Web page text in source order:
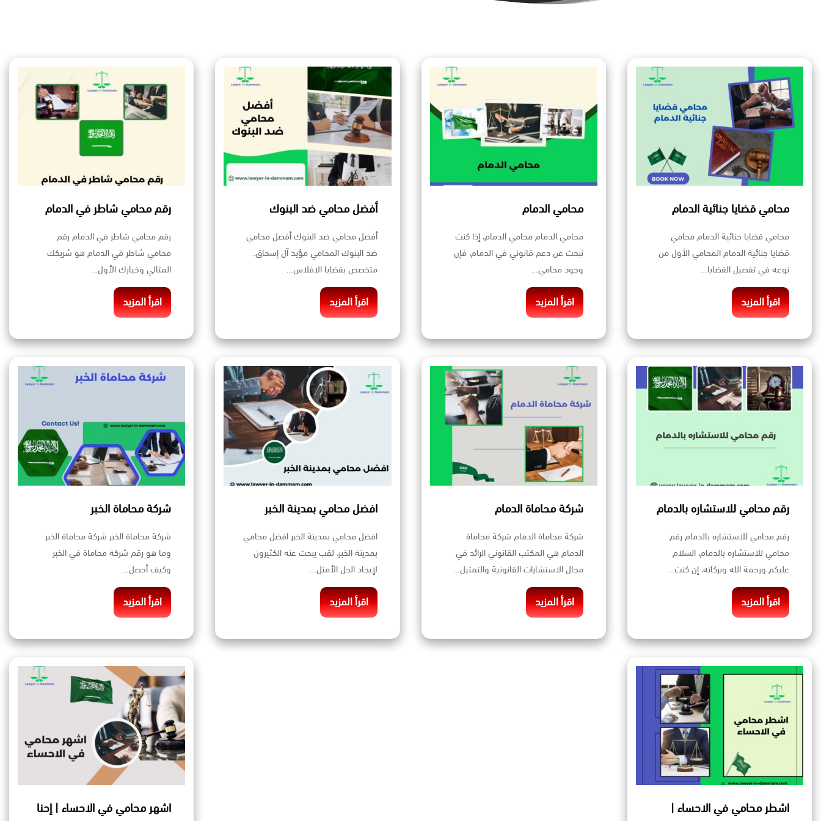
محامي قضايا جنائية الدمام
محامي قضايا جنائية الدمام محامي
قضايا جنائية الدمام المحامي الأول من
نوعه في تفصيل القضايا…
اقرأ المزيد
محامي الدمام
محامي الدمام محامي الدمام، إذا كنت
تبحث عن دعم قانوني في الدمام، فإن
وجود محامي…
اقرأ المزيد
أفضل محامي ضد البنوك
أفضل محامي ضد البنوك أفضل محامي
ضد البنوك المحامي مؤيد آل إسحاق.
متخصص بقضايا الافلاس…
اقرأ المزيد
رقم محامي شاطر في الدمام
رقم محامي شاطر في الدمام رقم
محامي شاطر في الدمام هو شريكك
المثالي وخيارك الأول…
اقرأ المزيد
رقم محامي للاستشاره بالدمام
رقم محامي للاستشاره بالدمام رقم
محامي للاستشاره بالدمام، السلام
عليكم ورحمة الله وبركاته، إن كنت…
اقرأ المزيد
شركة محاماة الدمام
شركة محاماة الدمام شركة محاماة
الدمام هي المكتب القانوني الرائد في
مجال الاستشارات القانونية والتمثيل…
اقرأ المزيد
افضل محامي بمدينة الخبر
افضل محامي بمدينة الخبر افضل محامي
بمدينة الخبر، لقب يبحث عنه الكثيرون
لإيجاد الحل الأمثل…
اقرأ المزيد
شركة محاماة الخبر
شركة محاماة الخبر شركة محاماة الخبر
وما هو رقم شركة محاماة في الخبر
وكيف أحصل…
اقرأ المزيد
اشطر محامي في الاحساء |
اشهر محامي في الاحساء | إحنا